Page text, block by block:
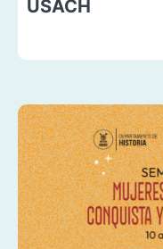
USACH